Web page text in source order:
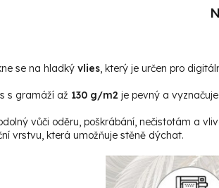
se na hladký vlies, který je určen pro
s gramáží až 130 g/m2 je pevný a
vůči oděru, poškrábání, nečistotám a
vrstvu, která umožňuje stěně dýchat.